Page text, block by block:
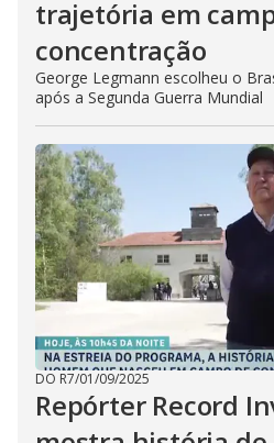
trajetória em
concentração
George Legmann escolheu o
após a Segunda Guerra Mundial
DO R7/01/09/2025
Repórter Record